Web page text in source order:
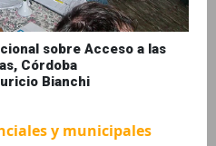
sobre Acceso a las
Córdoba
Bianchi
y municipales